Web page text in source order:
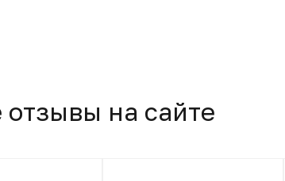
на сайте